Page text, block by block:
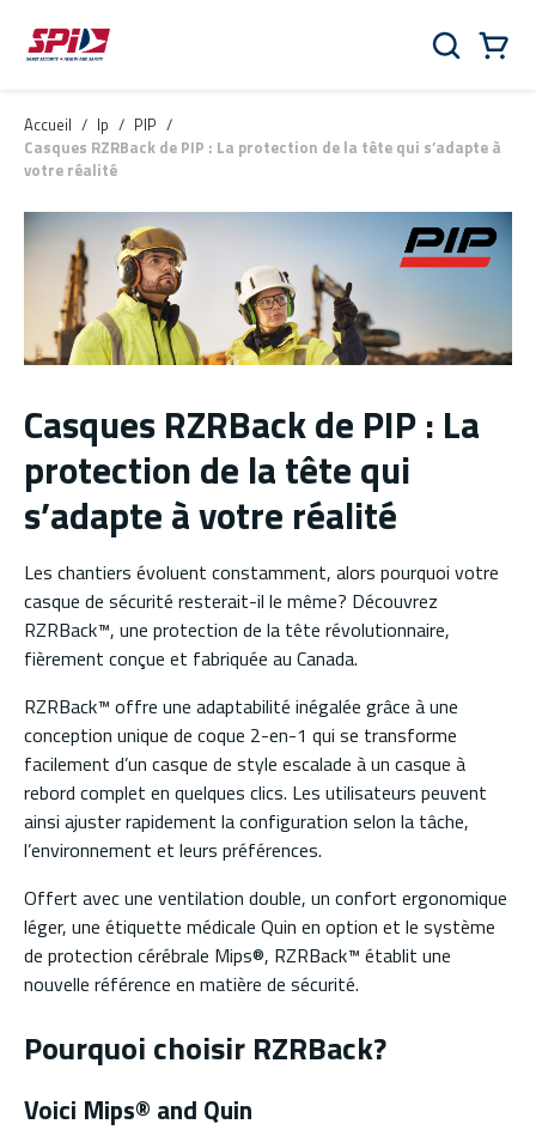
Aller au contenu principal
Skip to menu
Skip to footer
Rechercher
Accueil / lp / PIP /
Casques RZRBack de PIP : La protection de la tête qui s’adapte à
votre réalité
Casques RZRBack de PIP : La
protection de la tête qui
s’adapte à votre réalité
Les chantiers évoluent constamment, alors pourquoi votre
casque de sécurité resterait-il le même? Découvrez
RZRBack™, une protection de la tête révolutionnaire,
fièrement conçue et fabriquée au Canada.
RZRBack™ offre une adaptabilité inégalée grâce à une
conception unique de coque 2-en-1 qui se transforme
facilement d’un casque de style escalade à un casque à
rebord complet en quelques clics. Les utilisateurs peuvent
ainsi ajuster rapidement la configuration selon la tâche,
l’environnement et leurs préférences.
Offert avec une ventilation double, un confort ergonomique
léger, une étiquette médicale Quin en option et le système
de protection cérébrale Mips®, RZRBack™ établit une
nouvelle référence en matière de sécurité.
Pourquoi choisir RZRBack?
Voici Mips® and Quin